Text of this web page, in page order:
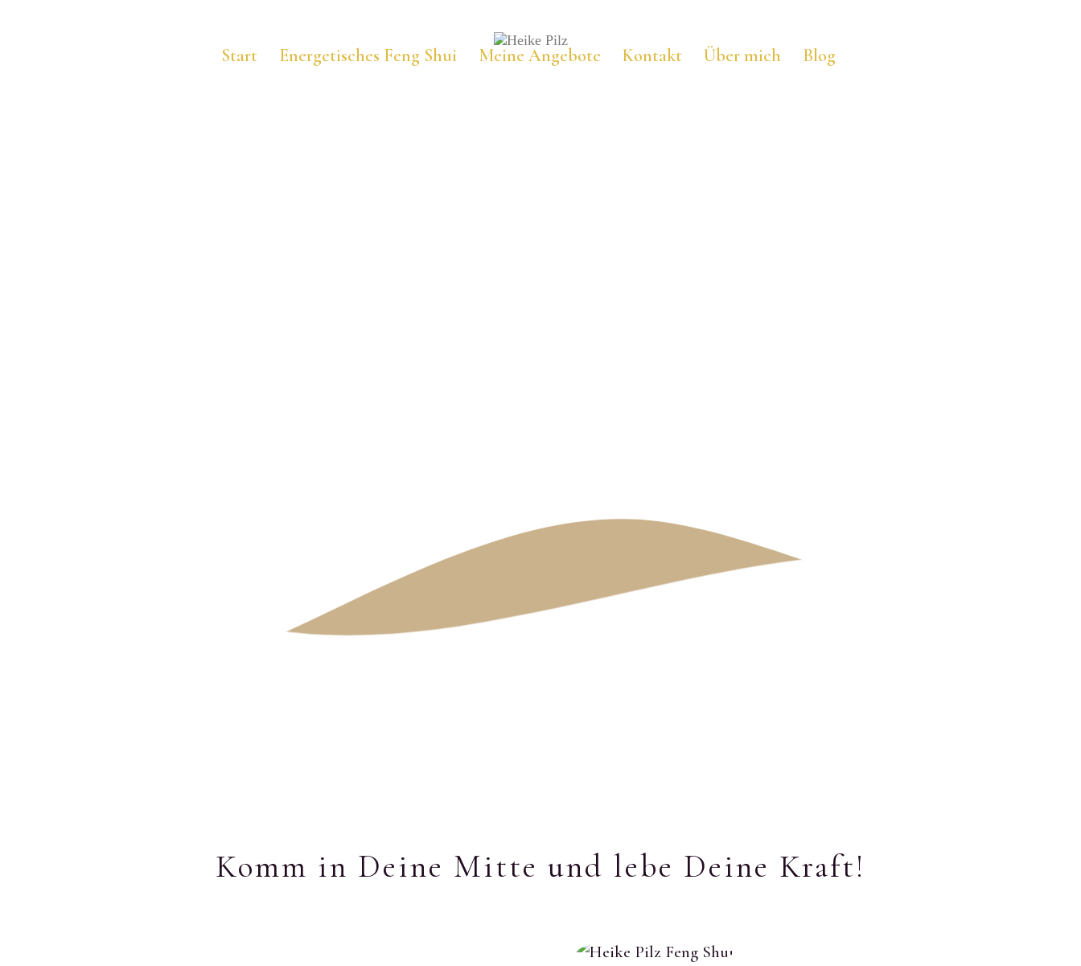
Start Energetisches Feng Shui Meine Angebote Kontakt Über mich Blog
Komm in Deine Mitte und lebe Deine Kraft!